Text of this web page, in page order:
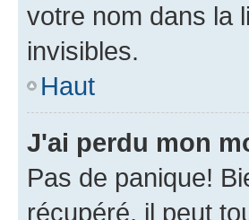
votre nom dans la
invisibles.
Haut
J'ai perdu mon
Pas de panique!
récupéré, il peut